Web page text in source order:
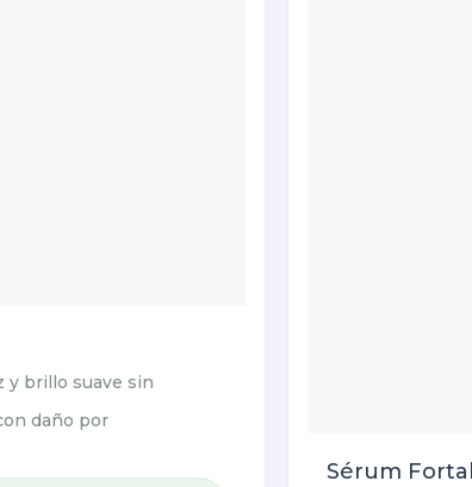
y brillo suave sin
daño por
Sérum